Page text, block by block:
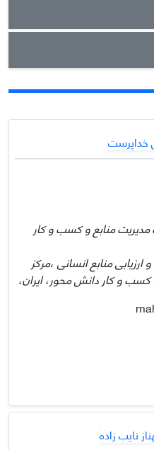
منابع و کسب و کار
منابع انسانی ،مرکز
و کار دانش محور، ایران،